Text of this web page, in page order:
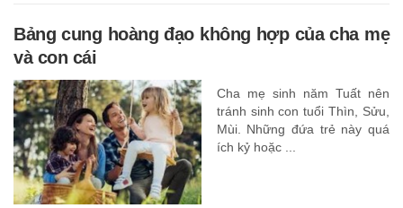
Bảng cung hoàng đạo không hợp của cha mẹ
và con cái
Cha mẹ sinh năm Tuất nên
tránh sinh con tuổi Thìn, Sửu,
Mùi. Những đứa trẻ này quá
ích kỷ hoặc ...